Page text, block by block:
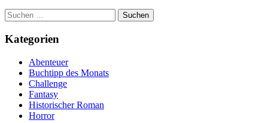
Suchen
nach:
Kategorien
Abenteuer
Buchtipp des Monats
Challenge
Fantasy
Historischer Roman
Horror